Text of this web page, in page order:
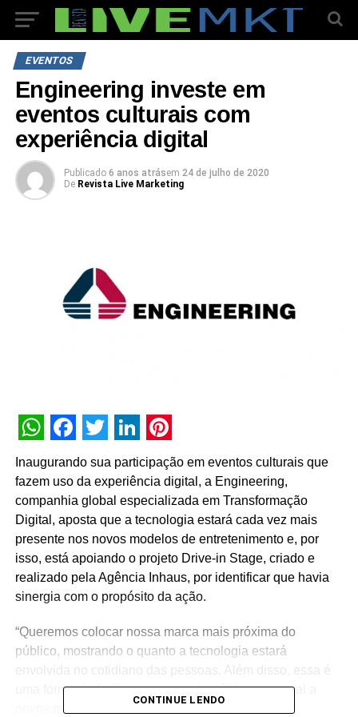
EVENTOS
Engineering investe em
eventos culturais com
experiência digital
Publicado 6 anos atrásem 24 de julho de 2020
De Revista Live Marketing
WhatsApp
Facebook
Twitter
LinkedIn
Pinterest
Inaugurando sua participação em eventos culturais que
fazem uso da experiência digital, a Engineering,
companhia global especializada em Transformação
Digital, aposta que a tecnologia estará cada vez mais
presente nos novos modelos de entretenimento e, por
isso, está apoiando o projeto Drive-in Stage, criado e
realizado pela Agência Inhaus, por identificar que havia
sinergia com o propósito da ação.
“Queremos colocar nossa marca mais próxima do
público, mostrando o quanto a tecnologia estará
envolvida no cotidiano das pessoas. Além disso, essa é
uma forma de facilitar o acesso do público em geral a
novos modelos de eventos culturais, promovendo
CONTINUE LENDO